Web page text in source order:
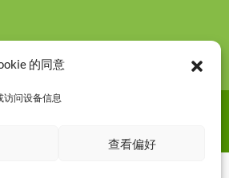
的同意
访问设备信息
查看偏好